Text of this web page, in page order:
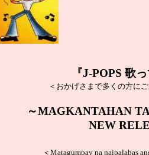
『J-POPS 歌
＜おかげさまで多くの方に
～MAGKANTAHAN
NEW
＜Matagumpay na naipalabas